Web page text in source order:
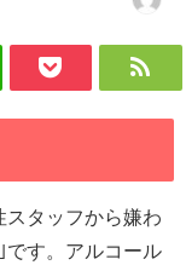
スタッフから嫌わ
です。アルコール